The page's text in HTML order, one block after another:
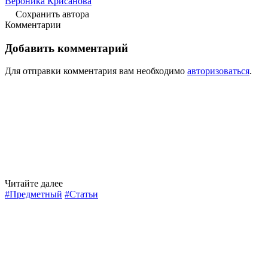
Сохранить автора
Комментарии
Добавить комментарий
Для отправки комментария вам необходимо авторизоваться.
Читайте далее
#Предметный #Статьи